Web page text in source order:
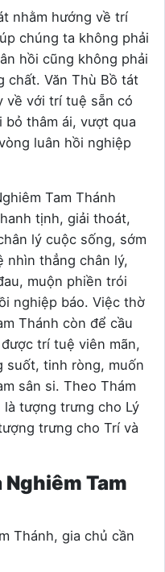
nhằm hướng về trí
chúng ta không phải
hồi cũng không phải
chất. Văn Thù Bồ tát
về với trí tuệ sẵn có
thâm ái, vượt qua
luân hồi nghiệp
Tam Thánh
tịnh, giải thoát,
lý cuộc sống, sớm
nhìn thẳng chân lý,
muộn phiền trói
nghiệp báo. Việc thờ
Thánh còn để cầu
trí tuệ viên mãn,
suốt, tinh ròng, muốn
sân si. Theo Thám
là tượng trưng cho Lý
trưng cho Trí và
Tam
Thánh, gia chủ cần